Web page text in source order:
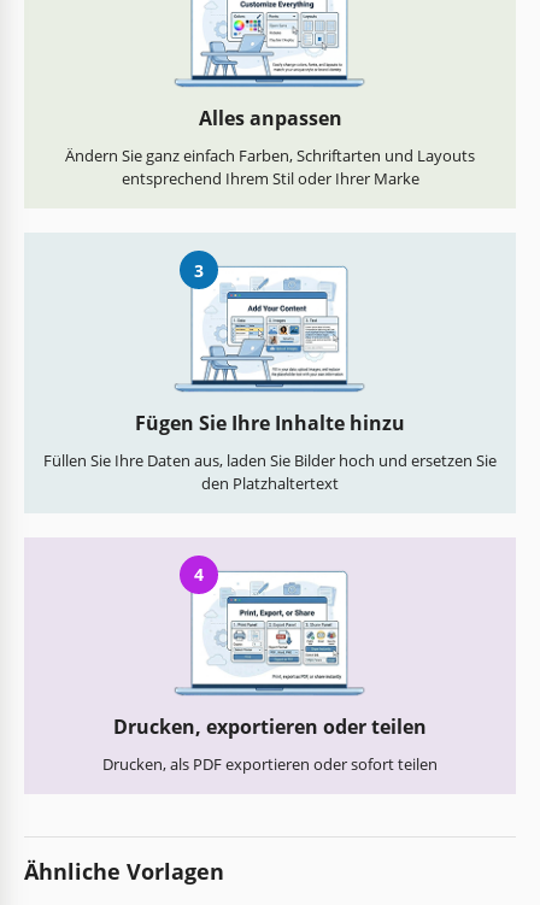
Alles anpassen
Ändern Sie ganz einfach Farben, Schriftarten und Layouts
entsprechend Ihrem Stil oder Ihrer Marke
3
Fügen Sie Ihre Inhalte hinzu
Füllen Sie Ihre Daten aus, laden Sie Bilder hoch und ersetzen Sie
den Platzhaltertext
4
Drucken, exportieren oder teilen
Drucken, als PDF exportieren oder sofort teilen
Ähnliche Vorlagen